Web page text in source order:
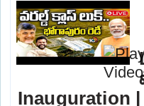
Inauguration |